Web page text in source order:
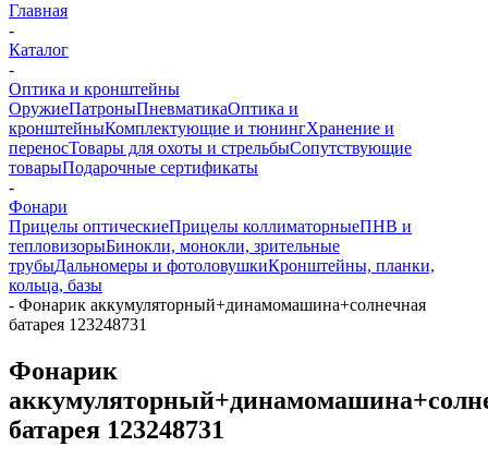
Главная
-
Каталог
-
Оптика и кронштейны
ОружиеПатроныПневматикаОптика и
кронштейныКомплектующие и тюнингХранение и
переносТовары для охоты и стрельбыСопутствующие
товарыПодарочные сертификаты
-
Фонари
Прицелы оптическиеПрицелы коллиматорныеПНВ и
тепловизорыБинокли, монокли, зрительные
трубыДальномеры и фотоловушкиКронштейны, планки,
кольца, базы
- Фонарик аккумуляторный+динамомашина+солнечная
батарея 123248731
Фонарик
батарея 123248731